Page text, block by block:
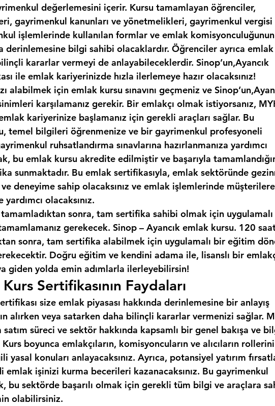
değerlemesini içerir. Kursu tamamlayan öğrenciler,
gayrimenkul kanunları ve yönetmelikleri, gayrimenkul vergisi
işlemlerinde kullanılan formlar ve emlak
derinlemesine bilgi sahibi olacaklardır. Öğrenciler ayrıca emlak
kararlar vermeyi de anlayabileceklerdir. Sinop’un,Ayancık
ile emlak kariyerinizde hızla ilerlemeye hazır olacaksınız!
alabilmek için emlak kursu sınavını geçmeniz ve
karşılamanız gerekir. Bir emlakçı olmak istiyorsanız,
kariyerinize başlamanız için gerekli araçları sağlar. Bu
temel bilgileri öğrenmenize ve bir gayrimenkul profesyoneli
ruhsatlandırma sınavlarına hazırlanmanıza yardımcı
bu emlak kursu akredite edilmiştir ve başarıyla
sunmaktadır. Bu emlak sertifikasıyla, emlak sektöründe
deneyime sahip olacaksınız ve emlak işlemlerinde müşterilere
olacaksınız.
sonra, tam sertifika sahibi olmak için
gerekecek. Sinop – Ayancık emlak kursu. 120
sonra, tam sertifika alabilmek için uygulamalı bir eğitim
Doğru eğitim ve kendini adama ile, lisanslı bir
giden yolda emin adımlarla ilerleyebilirsin!
Sertifikasının Faydaları
size emlak piyasası hakkında derinlemesine bir anlayış
alırken veya satarken daha bilinçli kararlar vermenizi sağlar.
satım süreci ve sektör hakkında kapsamlı bir genel bakışa ve
Kurs boyunca emlakçıların, komisyoncuların ve alıcıların
yasal konuları anlayacaksınız. Ayrıca, potansiyel yatırım
emlak işinizi kurma becerileri kazanacaksınız. Bu gayrimenkul
bu sektörde başarılı olmak için gerekli tüm bilgi ve araçlara
olabilirsiniz.